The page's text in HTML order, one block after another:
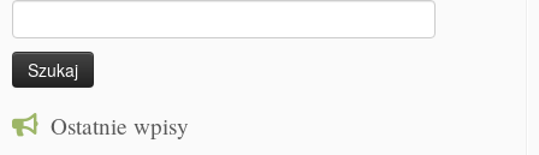
Ostatnie wpisy